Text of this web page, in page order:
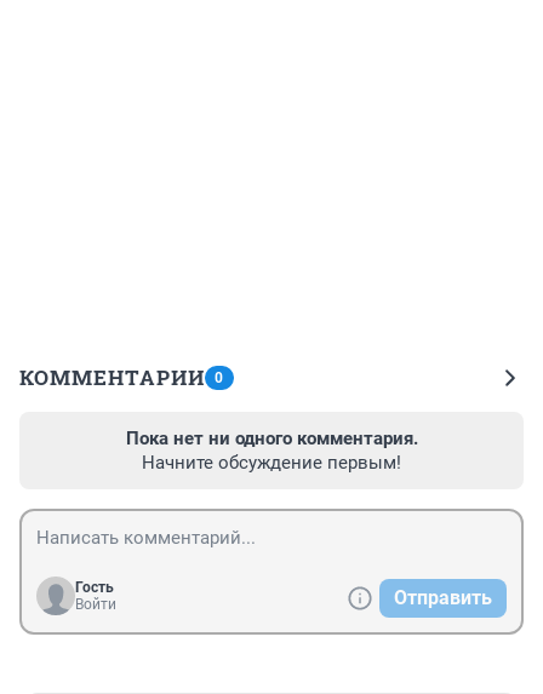
КОММЕНТАРИИ 0
Пока нет ни одного комментария.
Начните обсуждение первым!
Гость
Войти
Отправить